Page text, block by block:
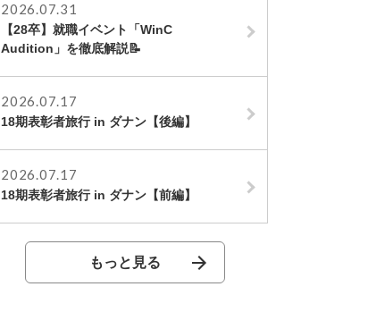
2026.07.31
【28卒】就職イベント「WinC
Audition」を徹底解説📝
2026.07.17
18期表彰者旅行 in ダナン【後編】
2026.07.17
18期表彰者旅行 in ダナン【前編】
もっと見る